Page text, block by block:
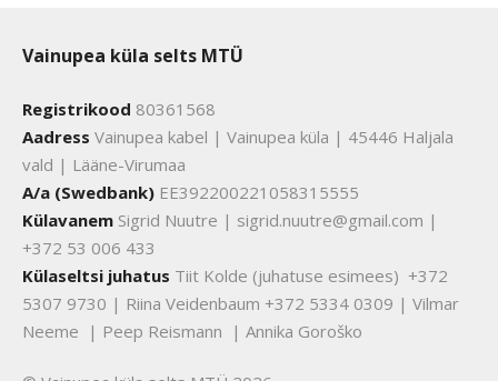
Vainupea küla selts MTÜ
Registrikood 80361568
Aadress Vainupea kabel | Vainupea küla | 45446 Haljala
vald | Lääne-Virumaa
A/a (Swedbank) EE392200221058315555
Külavanem Sigrid Nuutre | sigrid.nuutre@gmail.com |
+372 53 006 433
Külaseltsi juhatus Tiit Kolde (juhatuse esimees) +372
5307 9730 | Riina Veidenbaum +372 5334 0309 | Vilmar
Neeme | Peep Reismann | Annika Goroško